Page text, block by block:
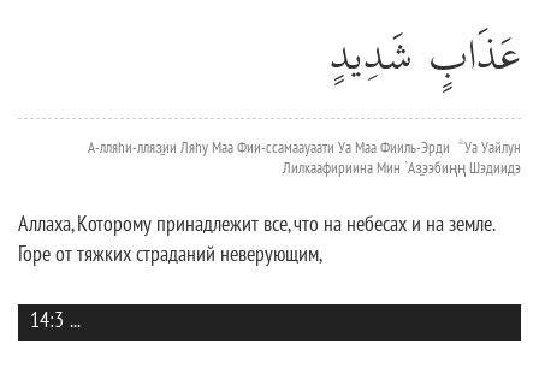
عَذَابٍ شَدِيدٍ
А-лляhи-лляз̱ии Ляhу Маа Фии-ссамаауаати Уа Маа Фииль-Эрди ۗ Уа Уайлун
Лилкаафириина Мин `Аз̱ээбиңң Шэдиидэ
Аллаха, Которому принадлежит все, что на небесах и на земле.
Горе от тяжких страданий неверующим,
14:3 ...